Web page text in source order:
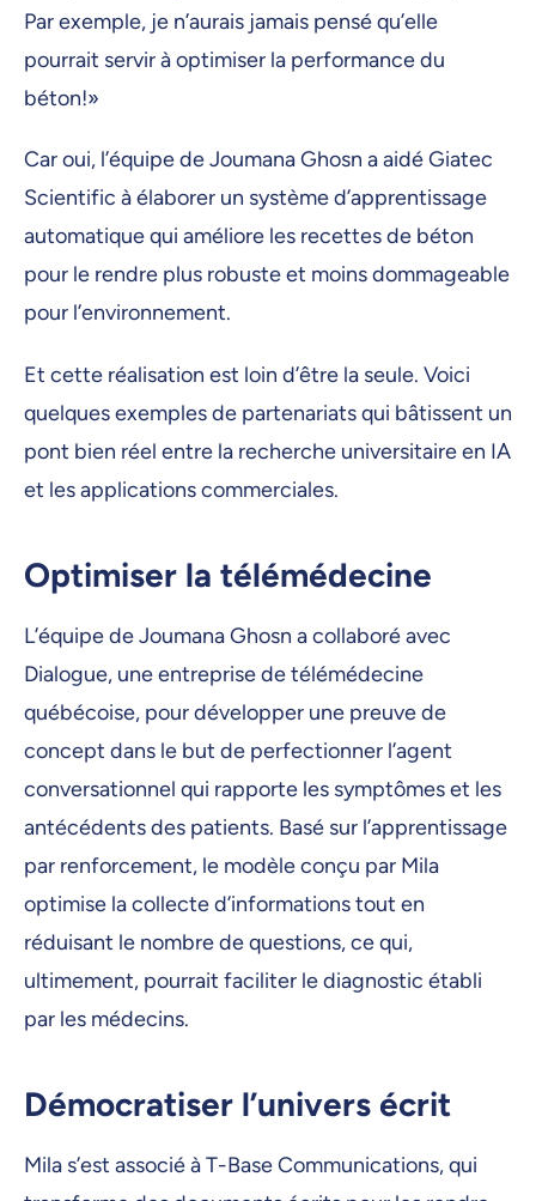
Par exemple, je n’aurais jamais pensé qu’elle
pourrait servir à optimiser la performance du
béton!»
Car oui, l’équipe de Joumana Ghosn a aidé Giatec
Scientific à élaborer un système d’apprentissage
automatique qui améliore les recettes de béton
pour le rendre plus robuste et moins dommageable
pour l’environnement.
Et cette réalisation est loin d’être la seule. Voici
quelques exemples de partenariats qui bâtissent un
pont bien réel entre la recherche universitaire en IA
et les applications commerciales.
Optimiser la télémédecine
L’équipe de Joumana Ghosn a collaboré avec
Dialogue, une entreprise de télémédecine
québécoise, pour développer une preuve de
concept dans le but de perfectionner l’agent
conversationnel qui rapporte les symptômes et les
antécédents des patients. Basé sur l’apprentissage
par renforcement, le modèle conçu par Mila
optimise la collecte d’informations tout en
réduisant le nombre de questions, ce qui,
ultimement, pourrait faciliter le diagnostic établi
par les médecins.
Démocratiser l’univers écrit
Mila s’est associé à T-Base Communications, qui